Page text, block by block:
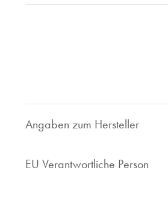
Angaben zum Hersteller
EU Verantwortliche Person